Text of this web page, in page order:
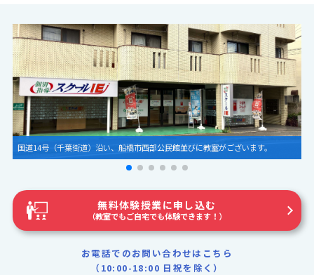
HALLO授業風景。わかりやすく指導させていただきます。
無料体験授業に申し込む
（教室でもご自宅でも体験できます！）
お電話でのお問い合わせはこちら
（10:00-18:00 日祝を除く）